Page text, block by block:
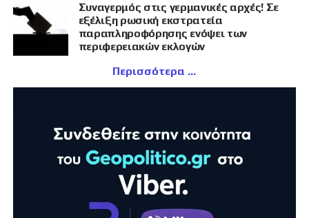
Συναγερμός στις γερμανικές αρχές! Σε
εξέλιξη ρωσική εκστρατεία
παραπληροφόρησης ενόψει των
περιφερειακών εκλογών
Περισσότερα